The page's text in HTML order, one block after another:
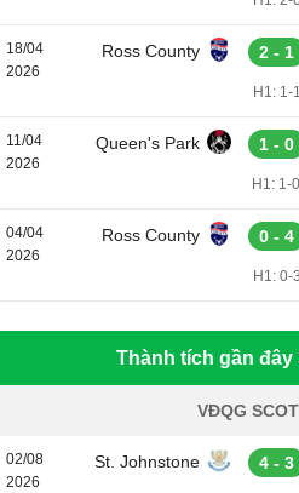
18/04
2026
Ross County 2 - 1
H1: 1-1
11/04
2026
Queen's Park 1 - 0
H1: 1-0
04/04
2026
Ross County 0 - 4
H1: 0-3
Thành tích gần
VĐQG
02/08
2026
St. Johnstone 4 - 3